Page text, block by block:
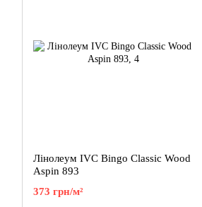
Лінолеум IVC Bingo Classic Wood
Aspin 893
373 грн/м²